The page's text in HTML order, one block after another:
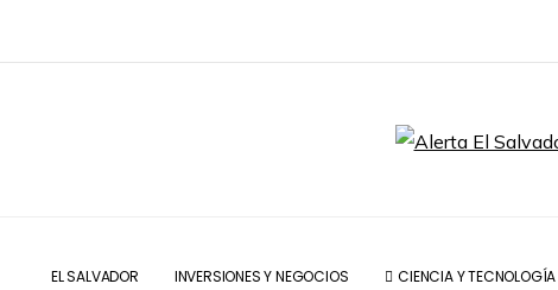
EL SALVADOR INVERSIONES Y NEGOCIOS CIENCIA Y TECNOLOGÍA